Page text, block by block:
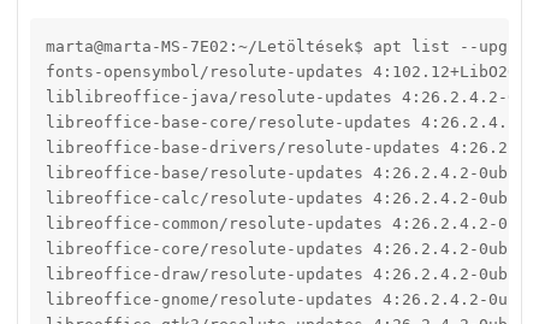
marta@marta-MS-7E02:~/Letöltések$ apt list --
fonts-opensymbol/resolute-updates
liblibreoffice-java/resolute-updates 4:26.2.4.2-
libreoffice-base-core/resolute-updates 4:26.2.4.2-
libreoffice-base-drivers/resolute-updates
libreoffice-base/resolute-updates 4:26.2.4.2-
libreoffice-calc/resolute-updates 4:26.2.4.2-
libreoffice-common/resolute-updates 4:26.2.4.2-
libreoffice-core/resolute-updates 4:26.2.4.2-
libreoffice-draw/resolute-updates 4:26.2.4.2-
libreoffice-gnome/resolute-updates 4:26.2.4.2-